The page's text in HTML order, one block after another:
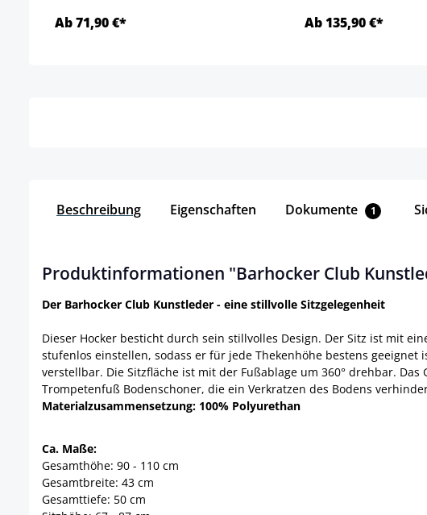
Ab 71,90 €* Ab 135,90 €*
Beschreibung Eigenschaften Dokumente 1
Produktinformationen "Barhocker Club
Der Barhocker Club Kunstleder - eine stillvolle Sitzgelegenheit
Dieser Hocker besticht durch sein stillvolles Design. Der Sitz ist mit
stufenlos einstellen, sodass er für jede Thekenhöhe bestens
verstellbar. Die Sitzfläche ist mit der Fußablage um 360° drehbar.
Trompetenfuß Bodenschoner, die ein Verkratzen des Bodens
Materialzusammensetzung: 100% Polyurethan
Ca. Maße:
Gesamthöhe: 90 - 110 cm
Gesamtbreite: 43 cm
Gesamttiefe: 50 cm